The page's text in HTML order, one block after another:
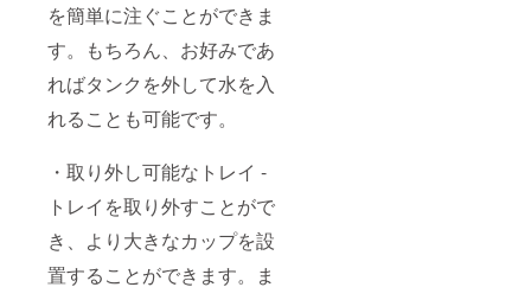
を簡単に注ぐことができま
す。もちろん、お好みであ
ればタンクを外して水を入
れることも可能です。
・取り外し可能なトレイ -
トレイを取り外すことがで
き、より大きなカップを設
置することができます。ま